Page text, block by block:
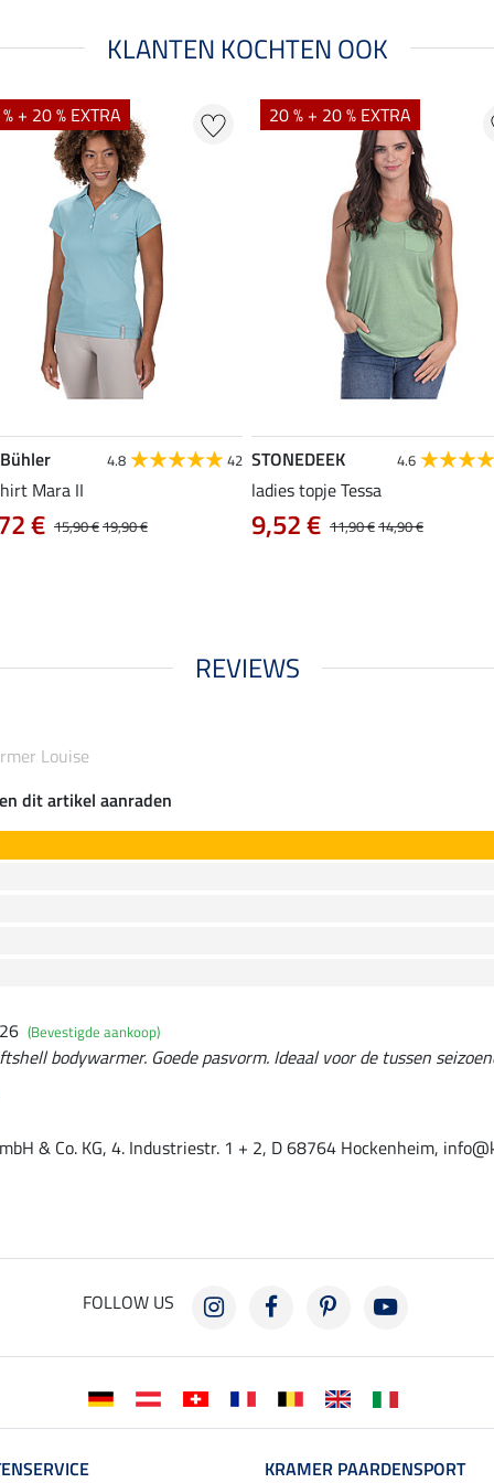
KLANTEN KOCHTEN OOK
+ 20 % EXTRA
4.8 42
Mara II
15,90 €19,90 €
€
20 % + 20 % EXTRA
STONEDEEK 4.6
ladies topje Tessa
11,90 €14,90 €
9,52 €
REVIEWS
Louise
dit artikel aanraden
(Bevestigde aankoop)
bodywarmer. Goede pasvorm. Ideaal voor de tussen
& Co. KG, 4. Industriestr. 1 + 2, D 68764 Hockenheim,
FOLLOW US
KRAMER PAARDENSPORT